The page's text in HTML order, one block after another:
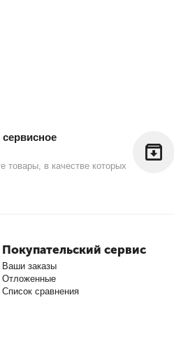
сервисное
товары, в качестве которых
Покупательский сервис
Ваши заказы
Отложенные
Список сравнения